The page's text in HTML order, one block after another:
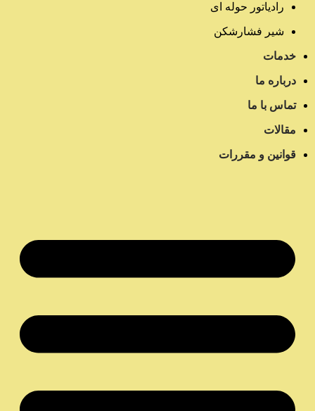
رادیاتور حوله ای
شیر فشارشکن
خدمات
درباره ما
تماس با ما
مقالات
قوانین و مقررات